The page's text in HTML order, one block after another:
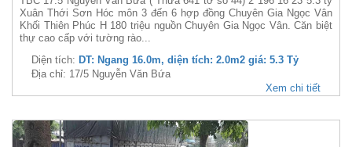
Xuân Thới Sơn Hóc môn 3 đến 6 hợp đồng Chuyên Gia Ngọc Vân
Khối Thiên Phúc H 180 triệu nguồn Chuyên Gia Ngọc Vân. Căn biệt
thự cao cấp với tường rào...
Diện tích: DT: Ngang 16.0m, diện tích: 2.0m2 giá: 5.3 Tỷ
Địa chỉ: 17/5 Nguyễn Văn Bứa
Xem chi tiết